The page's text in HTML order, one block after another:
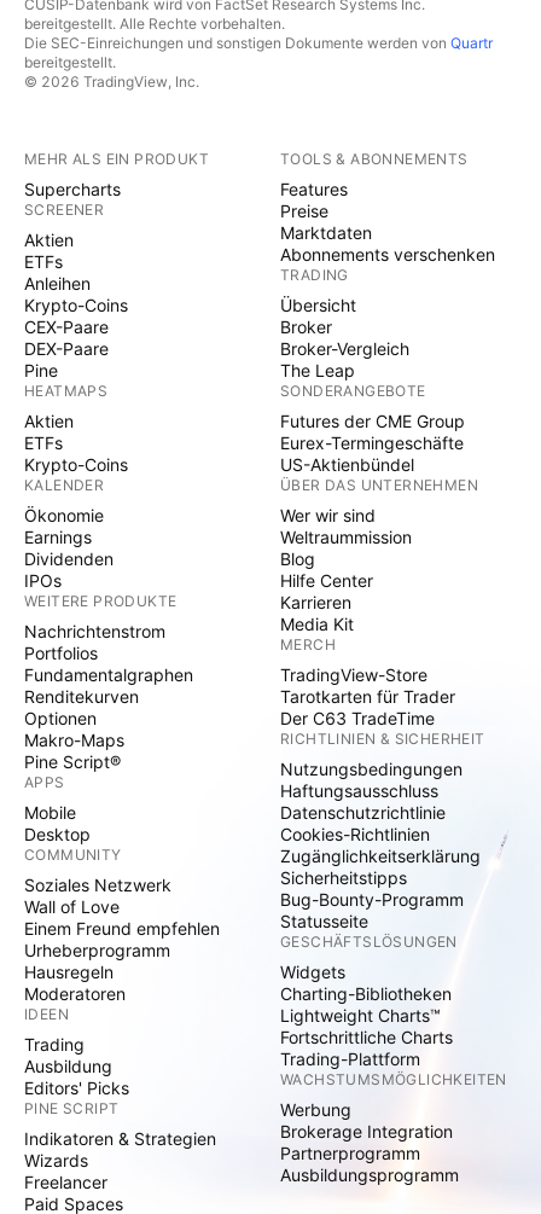
CUSIP-Datenbank wird von FactSet Research Systems Inc.
bereitgestellt. Alle Rechte vorbehalten.
Die SEC-Einreichungen und sonstigen Dokumente werden von Quartr
bereitgestellt.
© 2026 TradingView, Inc.
MEHR ALS EIN PRODUKT
Supercharts
SCREENER
Aktien
ETFs
Anleihen
Krypto-Coins
CEX-Paare
DEX-Paare
Pine
HEATMAPS
Aktien
ETFs
Krypto-Coins
KALENDER
Ökonomie
Earnings
Dividenden
IPOs
WEITERE PRODUKTE
Nachrichtenstrom
Portfolios
Fundamentalgraphen
Renditekurven
Optionen
Makro-Maps
Pine Script®
APPS
Mobile
Desktop
COMMUNITY
Soziales Netzwerk
Wall of Love
Einem Freund empfehlen
Urheberprogramm
Hausregeln
Moderatoren
IDEEN
Trading
Ausbildung
Editors' Picks
PINE SCRIPT
Indikatoren & Strategien
Wizards
Freelancer
Paid Spaces
TOOLS & ABONNEMENTS
Features
Preise
Marktdaten
Abonnements verschenken
TRADING
Übersicht
Broker
Broker-Vergleich
The Leap
SONDERANGEBOTE
Futures der CME Group
Eurex-Termingeschäfte
US-Aktienbündel
ÜBER DAS UNTERNEHMEN
Wer wir sind
Weltraummission
Blog
Hilfe Center
Karrieren
Media Kit
MERCH
TradingView-Store
Tarotkarten für Trader
Der C63 TradeTime
RICHTLINIEN & SICHERHEIT
Nutzungsbedingungen
Haftungsausschluss
Datenschutzrichtlinie
Cookies-Richtlinien
Zugänglichkeitserklärung
Sicherheitstipps
Bug-Bounty-Programm
Statusseite
GESCHÄFTSLÖSUNGEN
Widgets
Charting-Bibliotheken
Lightweight Charts™
Fortschrittliche Charts
Trading-Plattform
WACHSTUMSMÖGLICHKEITEN
Werbung
Brokerage Integration
Partnerprogramm
Ausbildungsprogramm